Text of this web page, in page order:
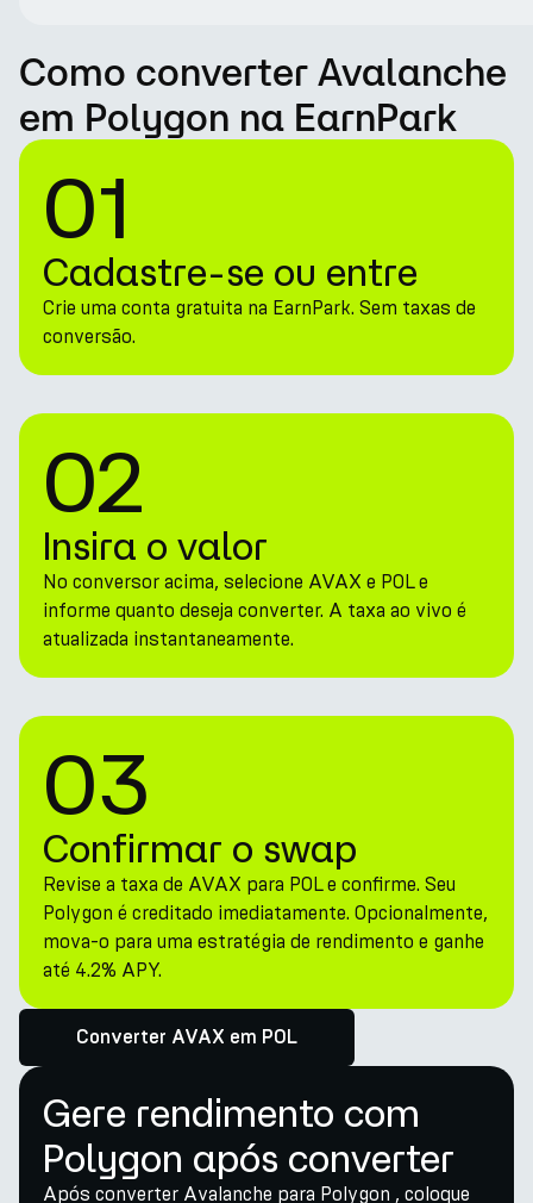
Como converter Avalanche
em Polygon na EarnPark
01
Cadastre-se ou entre
Crie uma conta gratuita na EarnPark. Sem taxas de
conversão.
02
Insira o valor
No conversor acima, selecione AVAX e POL e
informe quanto deseja converter. A taxa ao vivo é
atualizada instantaneamente.
03
Confirmar o swap
Revise a taxa de AVAX para POL e confirme. Seu
Polygon é creditado imediatamente. Opcionalmente,
mova-o para uma estratégia de rendimento e ganhe
até 4.2% APY.
Converter AVAX em POL
Gere rendimento com
Polygon após converter
Após converter Avalanche para Polygon , coloque